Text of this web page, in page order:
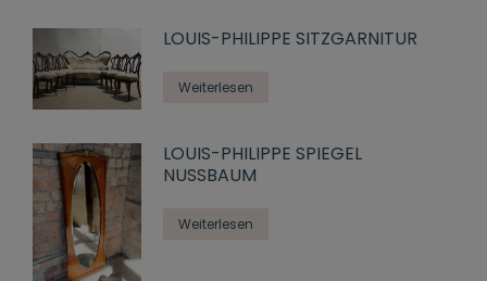
LOUIS-PHILIPPE SITZGARNITUR
Weiterlesen
LOUIS-PHILIPPE SPIEGEL
NUSSBAUM
Weiterlesen